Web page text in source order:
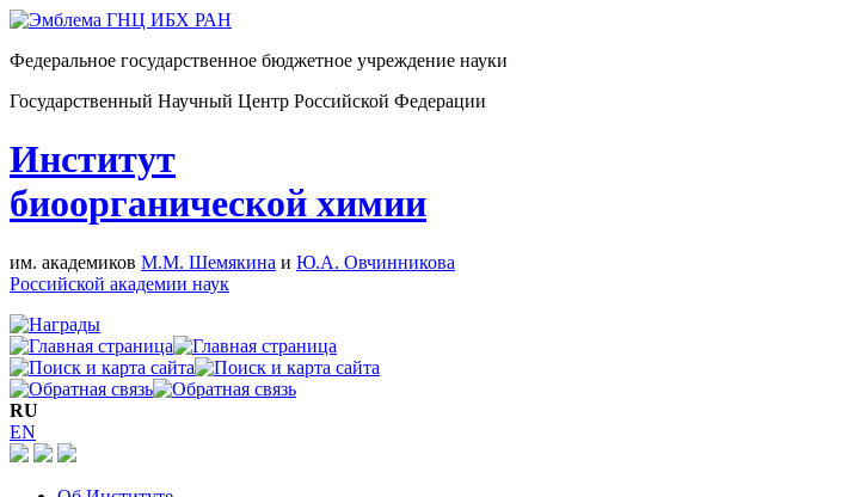
Федеральное государственное бюджетное учреждение науки
Государственный Научный Центр Российской Федерации
Институт
биоорганической химии
им. академиков М.М. Шемякина и Ю.А. Овчинникова
Российской академии наук
RU
EN